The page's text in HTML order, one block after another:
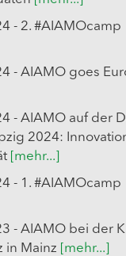
- 2. #AIAMOcamp
- AIAMO goes
- AIAMO auf der
2024:
[mehr...]
- 1. #AIAMOcamp
- AIAMO bei der
in Mainz
[mehr...]